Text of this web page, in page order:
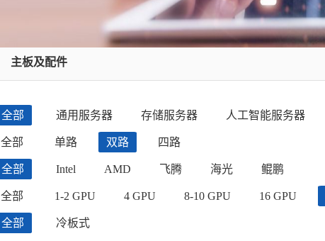
主板及配件
全部 通用服务器 存储服务器 人工智能服务器
全部 单路 双路 四路
全部 Intel AMD 飞腾 海光 鲲鹏
全部 1-2 GPU 4 GPU 8-10 GPU 16 GPU
全部 冷板式